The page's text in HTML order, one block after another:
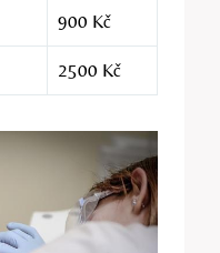
900 Kč
2500 Kč